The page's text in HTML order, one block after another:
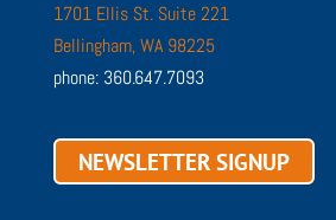
1701 Ellis St. Suite 221
Bellingham, WA 98225
phone: 360.647.7093
NEWSLETTER SIGNUP